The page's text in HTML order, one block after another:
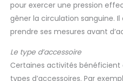
pour exercer une pression
gêner la circulation sanguine.
prendre ses mesures avant
Le type d’accessoire
Certaines activités
types d’accessoires. Par